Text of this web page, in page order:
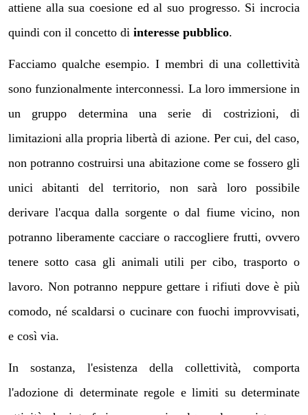
attiene alla sua coesione ed al suo progresso. Si incrocia
quindi con il concetto di interesse pubblico.
Facciamo qualche esempio. I membri di una collettività
sono funzionalmente interconnessi. La loro immersione in
un gruppo determina una serie di costrizioni, di
limitazioni alla propria libertà di azione. Per cui, del caso,
non potranno costruirsi una abitazione come se fossero gli
unici abitanti del territorio, non sarà loro possibile
derivare l'acqua dalla sorgente o dal fiume vicino, non
potranno liberamente cacciare o raccogliere frutti, ovvero
tenere sotto casa gli animali utili per cibo, trasporto o
lavoro. Non potranno neppure gettare i rifiuti dove è più
comodo, né scaldarsi o cucinare con fuochi improvvisati,
e così via.
In sostanza, l'esistenza della collettività, comporta
l'adozione di determinate regole e limiti su determinate